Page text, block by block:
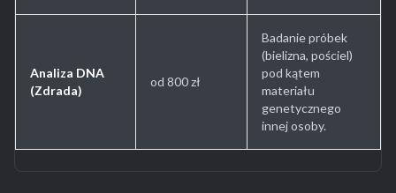
Analiza DNA
(Zdrada)
od 800 zł
Badanie próbek
(bielizna, pościel)
pod kątem
materiału
genetycznego
innej osoby.